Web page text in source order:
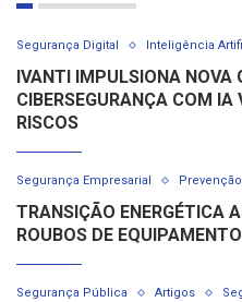
Segurança Digital Inteligência
IVANTI IMPULSIONA NOVA
CIBERSEGURANÇA COM
RISCOS
Segurança Empresarial Prevenção
TRANSIÇÃO ENERGÉTICA
ROUBOS DE
Segurança Pública Artigos